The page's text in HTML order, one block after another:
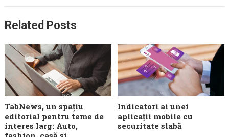
Related Posts
TabNews, un spațiu
editorial pentru teme de
interes larg: Auto,
Indicatori ai unei
aplicații mobile cu
securitate slabă